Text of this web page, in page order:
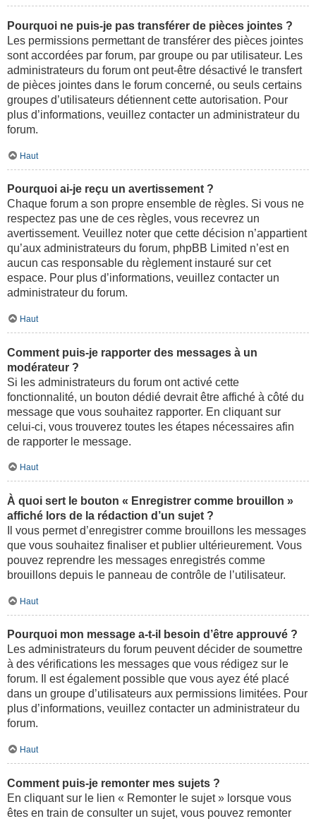
Pourquoi ne puis-je pas transférer de pièces jointes ?
Les permissions permettant de transférer des pièces jointes
sont accordées par forum, par groupe ou par utilisateur. Les
administrateurs du forum ont peut-être désactivé le transfert
de pièces jointes dans le forum concerné, ou seuls certains
groupes d’utilisateurs détiennent cette autorisation. Pour
plus d’informations, veuillez contacter un administrateur du
forum.
Haut
Pourquoi ai-je reçu un avertissement ?
Chaque forum a son propre ensemble de règles. Si vous ne
respectez pas une de ces règles, vous recevrez un
avertissement. Veuillez noter que cette décision n’appartient
qu’aux administrateurs du forum, phpBB Limited n’est en
aucun cas responsable du règlement instauré sur cet
espace. Pour plus d’informations, veuillez contacter un
administrateur du forum.
Haut
Comment puis-je rapporter des messages à un
modérateur ?
Si les administrateurs du forum ont activé cette
fonctionnalité, un bouton dédié devrait être affiché à côté du
message que vous souhaitez rapporter. En cliquant sur
celui-ci, vous trouverez toutes les étapes nécessaires afin
de rapporter le message.
Haut
À quoi sert le bouton « Enregistrer comme brouillon »
affiché lors de la rédaction d’un sujet ?
Il vous permet d’enregistrer comme brouillons les messages
que vous souhaitez finaliser et publier ultérieurement. Vous
pouvez reprendre les messages enregistrés comme
brouillons depuis le panneau de contrôle de l’utilisateur.
Haut
Pourquoi mon message a-t-il besoin d’être approuvé ?
Les administrateurs du forum peuvent décider de soumettre
à des vérifications les messages que vous rédigez sur le
forum. Il est également possible que vous ayez été placé
dans un groupe d’utilisateurs aux permissions limitées. Pour
plus d’informations, veuillez contacter un administrateur du
forum.
Haut
Comment puis-je remonter mes sujets ?
En cliquant sur le lien « Remonter le sujet » lorsque vous
êtes en train de consulter un sujet, vous pouvez remonter